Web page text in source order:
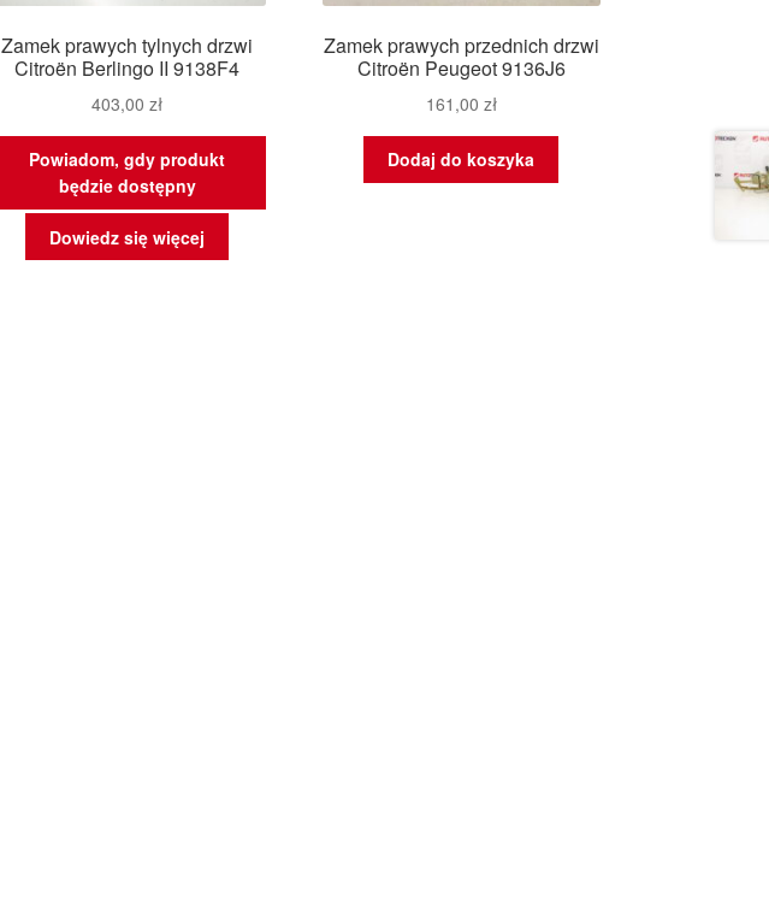
Zamek prawych tylnych drzwi
Citroën Berlingo II 9138F4
403,00zł
Powiadom, gdy produkt
będzie dostępny
Dowiedz się więcej
Zamek prawych przednich drzwi
Citroën Peugeot 9136J6
161,00 zł
Dodaj do koszyka